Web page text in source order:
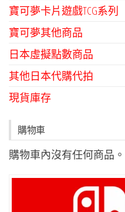
寶可夢卡片遊戲TCG系列
寶可夢其他商品
日本虛擬點數商品
其他日本代購代拍
現貨庫存
購物車
購物車內沒有任何商品。